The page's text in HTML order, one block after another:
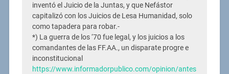
inventó el Juicio de la Juntas, y que Nefástor
capitalizó con los Juicios de Lesa Humanidad, solo
como tapadera para robar.-
*) La guerra de los ‘70 fue legal, y los juicios a los
comandantes de las FF.AA., un disparate progre e
inconstitucional
https://www.informadorpublico.com/opinion/antes